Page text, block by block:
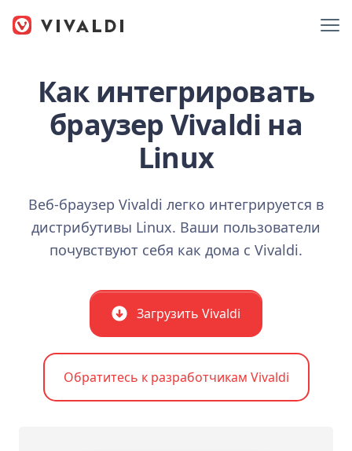
Как интегрировать
браузер Vivaldi на
Linux
Веб-браузер Vivaldi легко интегрируется в
дистрибутивы Linux. Ваши пользователи
почувствуют себя как дома с Vivaldi.
Загрузить Vivaldi
Обратитесь к разработчикам Vivaldi